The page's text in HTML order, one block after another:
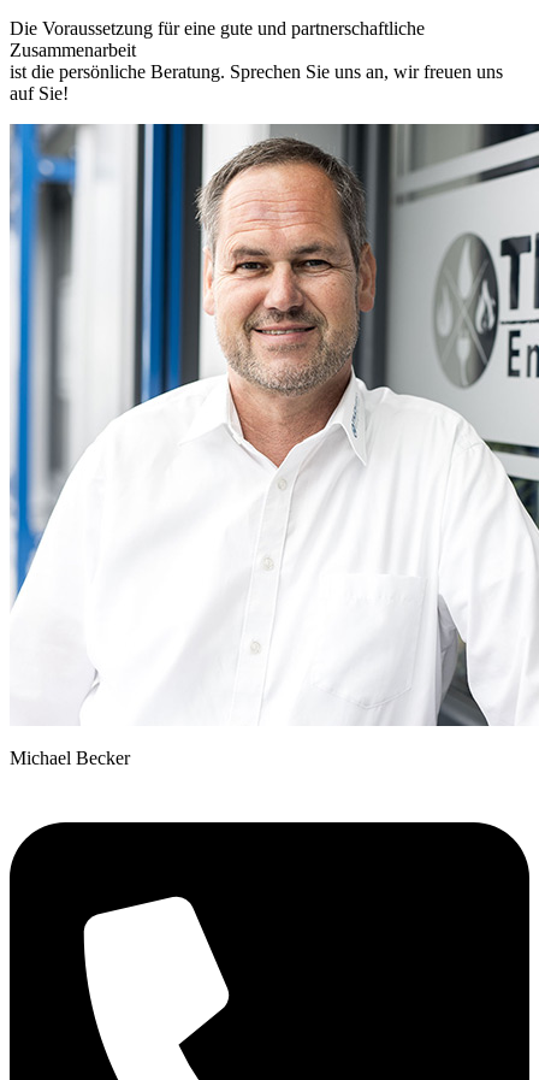
Die Voraussetzung für eine gute und partnerschaftliche
Zusammenarbeit
ist die persönliche Beratung. Sprechen Sie uns an, wir freuen uns
auf Sie!
Michael Becker